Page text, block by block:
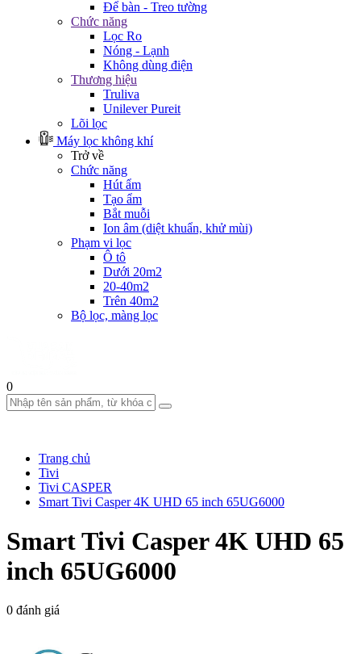
Để bàn - Treo tường
Chức năng
Lọc Ro
Nóng - Lạnh
Không dùng điện
Thương hiệu
Truliva
Unilever Pureit
Lõi lọc
Máy lọc không khí
Trở về
Chức năng
Hút ẩm
Tạo ẩm
Bắt muỗi
Ion âm (diệt khuẩn, khử mùi)
Phạm vi lọc
Ô tô
Dưới 20m2
20-40m2
Trên 40m2
Bộ lọc, màng lọc
0
Trang chủ
Tivi
Tivi CASPER
Smart Tivi Casper 4K UHD 65 inch 65UG6000
Smart Tivi Casper 4K UHD 65
inch 65UG6000
0 đánh giá